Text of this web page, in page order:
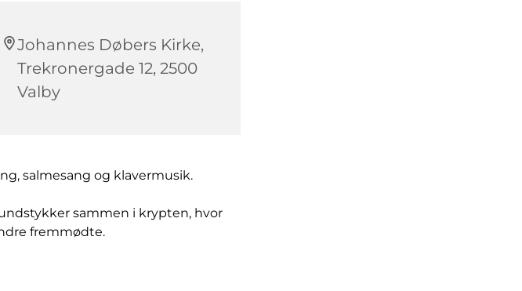
Johannes Døbers Kirke,
Trekronergade 12, 2500
Valby
salmesang og klavermusik.
sammen i krypten, hvor
fremmødte.